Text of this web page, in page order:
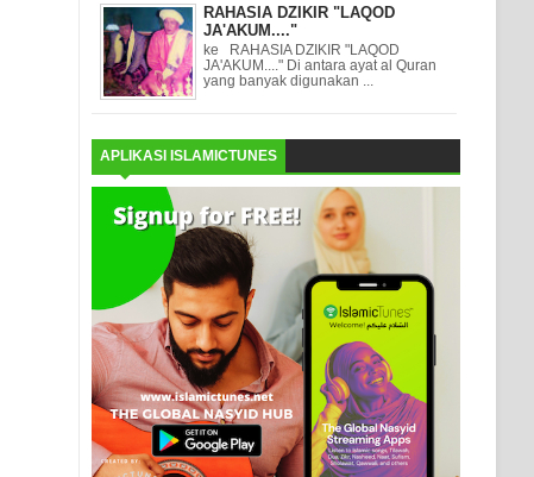
RAHASIA DZIKIR "LAQOD
JA'AKUM...."
ke RAHASIA DZIKIR "LAQOD
JA'AKUM...." Di antara ayat al Quran
yang banyak digunakan ...
APLIKASI ISLAMICTUNES